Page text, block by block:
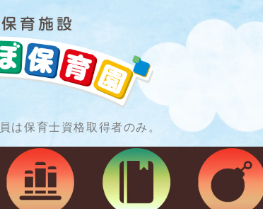
企
は保育士資格取得者のみ。